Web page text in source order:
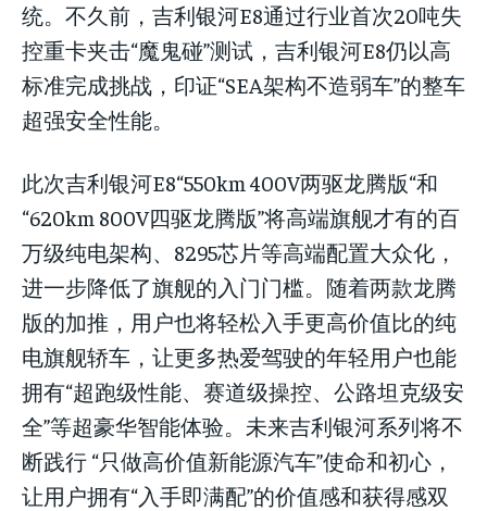
统。不久前，吉利银河E8通过行业首次20吨失
控重卡夹击“魔鬼碰”测试，吉利银河E8仍以高
标准完成挑战，印证“SEA架构不造弱车”的整车
超强安全性能。
此次吉利银河E8“550km 400V两驱龙腾版“和
“620km 800V四驱龙腾版”将高端旗舰才有的百
万级纯电架构、8295芯片等高端配置大众化，
进一步降低了旗舰的入门门槛。随着两款龙腾
版的加推，用户也将轻松入手更高价值比的纯
电旗舰轿车，让更多热爱驾驶的年轻用户也能
拥有“超跑级性能、赛道级操控、公路坦克级安
全”等超豪华智能体验。未来吉利银河系列将不
断践行 “只做高价值新能源汽车”使命和初心，
让用户拥有“入手即满配”的价值感和获得感双